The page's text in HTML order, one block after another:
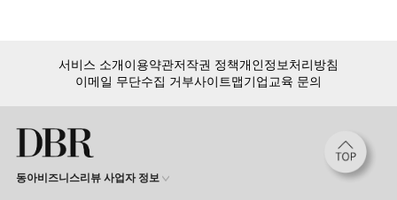
서비스 소개이용약관저작권 정책개인정보처리방침
이메일 무단수집 거부사이트맵기업교육 문의
동아비즈니스리뷰 사업자 정보